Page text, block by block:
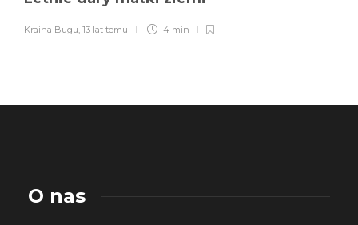
Kraina Bugu, 13 lat temu 4 min
O nas